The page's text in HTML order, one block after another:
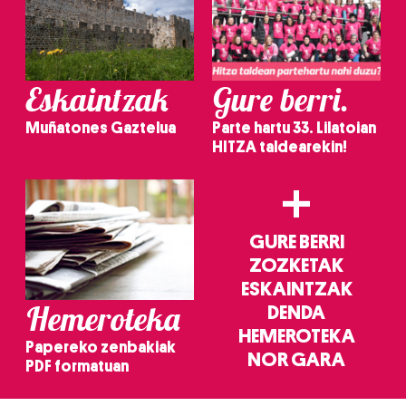
Eskaintzak
Muñatones Gaztelua
Gure berri.
Parte hartu 33. Lilatoian
HITZA taldearekin!
Hemeroteka
Papereko zenbakiak
PDF formatuan
+
GURE BERRI
ZOZKETAK
ESKAINTZAK
DENDA
HEMEROTEKA
NOR GARA